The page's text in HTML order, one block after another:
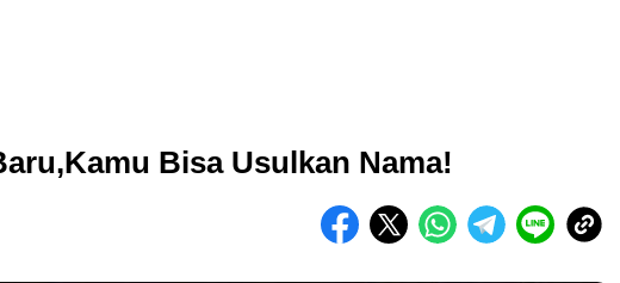
Bisa Usulkan Nama!